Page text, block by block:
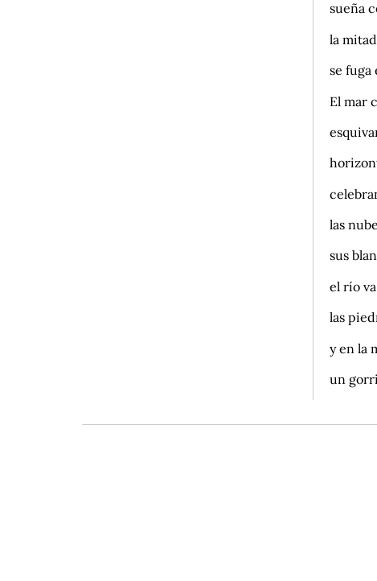
sueña
la
se fuga
El mar
las
sus
el río
las
y en la
un